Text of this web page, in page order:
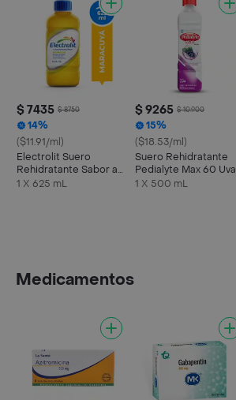
$ 7435 $ 8750
14%
($11.91/ml)
Electrolit Suero
Rehidratante Sabor a
Maracuyá
1 X 625 mL
$ 9265 $ 10.900
15%
($18.53/ml)
Suero Rehidratante
Pedialyte Max 60 Uva
Frasco 500 mL
1 X 500 mL
Medicamentos